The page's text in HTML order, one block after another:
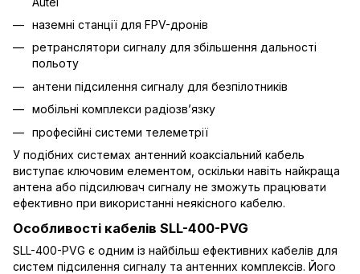
наземні станції для FPV-дронів
ретранслятори сигналу для збільшення дальності
польоту
антени підсилення сигналу для безпілотників
мобільні комплекси радіозв’язку
професійні системи телеметрії
У подібних системах антенний коаксіальний кабель
виступає ключовим елементом, оскільки навіть найкраща
антена або підсилювач сигналу не зможуть працювати
ефективно при використанні неякісного кабелю.
Особливості кабелів SLL-400-PVG
SLL-400-PVG є одним із найбільш ефективних кабелів для
систем підсилення сигналу та антенних комплексів. Його